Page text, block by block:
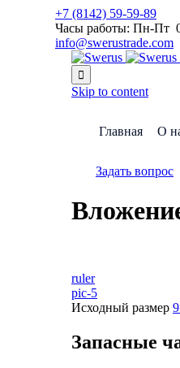
+7 (8142) 59-59-89
Часы работы: Пн-Пт
info@swerustrade.com

Skip to content
Главная О
Задать вопрос
ruler
pic-5
Исходный размер
Запасные